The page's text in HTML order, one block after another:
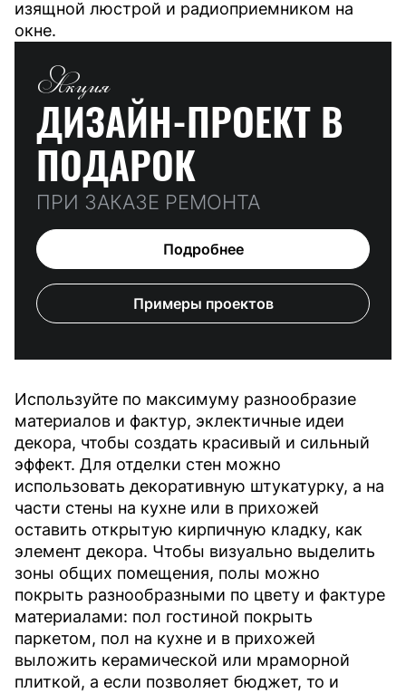
изящной люстрой и радиоприемником на
окне.
Акция
ДИЗАЙН-ПРОЕКТ В
ПОДАРОК
ПРИ ЗАКАЗЕ РЕМОНТА
Подробнее
Примеры проектов
Используйте по максимуму разнообразие
материалов и фактур, эклектичные идеи
декора, чтобы создать красивый и сильный
эффект. Для отделки стен можно
использовать декоративную штукатурку, а на
части стены на кухне или в прихожей
оставить открытую кирпичную кладку, как
элемент декора. Чтобы визуально выделить
зоны общих помещения, полы можно
покрыть разнообразными по цвету и фактуре
материалами: пол гостиной покрыть
паркетом, пол на кухне и в прихожей
выложить керамической или мраморной
плиткой, а если позволяет бюджет, то и